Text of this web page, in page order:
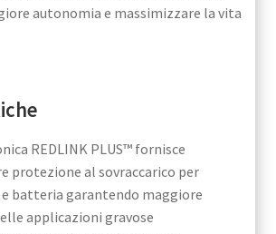
autonomia e massimizzare la vita
REDLINK PLUS™ fornisce
protezione al sovraccarico per
batteria garantendo maggiore
applicazioni gravose